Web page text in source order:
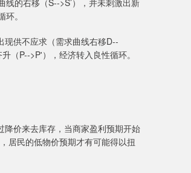
。
供不应求（需求曲线右移D--
（P-->P'），经济转入良性循环。
价来去库存，当商家盈利预期开始
居民的低物价预期才有可能得以扭